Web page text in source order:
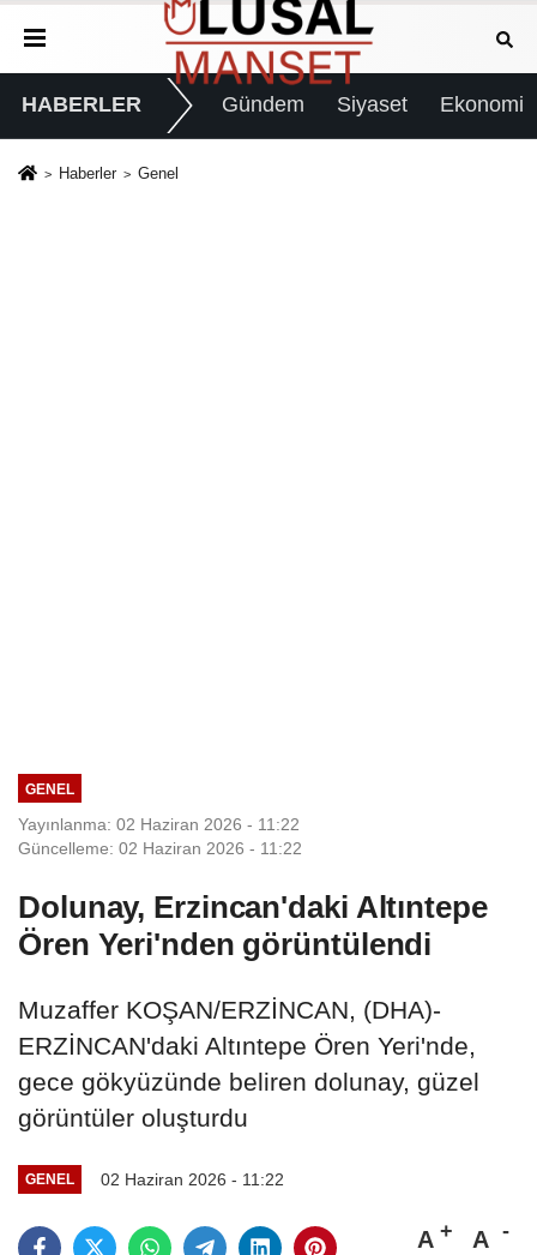
HABERLER Gündem Siyaset Ekonomi
Haberler Genel
GENEL
Yayınlanma: 02 Haziran 2026 - 11:22
Güncelleme: 02 Haziran 2026 - 11:22
Dolunay, Erzincan'daki Altıntepe
Ören Yeri'nden görüntülendi
Muzaffer KOŞAN/ERZİNCAN, (DHA)-
ERZİNCAN'daki Altıntepe Ören Yeri'nde,
gece gökyüzünde beliren dolunay, güzel
görüntüler oluşturdu
GENEL 02 Haziran 2026 - 11:22
A A